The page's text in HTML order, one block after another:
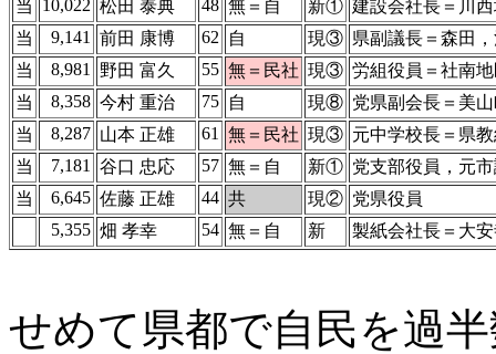
当
10,022 松田 泰典 48 無＝自 新① 建設会社長＝川
当
9,141 前田 康博 62 自 現③ 県副議長＝森田
当
8,981 野田 富久 55 無＝民社 現③ 労組役員＝社南
当
8,358 今村 重治 75 自 現⑧ 党県副会長＝美
当
8,287 山本 正雄 61 無＝民社 現③ 元中学校長＝県
当
7,181 谷口 忠応 57 無＝自 新① 党支部役員，元
当
6,645 佐藤 正雄 44 共 現② 党県役員
5,355 畑 孝幸 54 無＝自 新 製紙会社長＝大
せめて県都で自民を過